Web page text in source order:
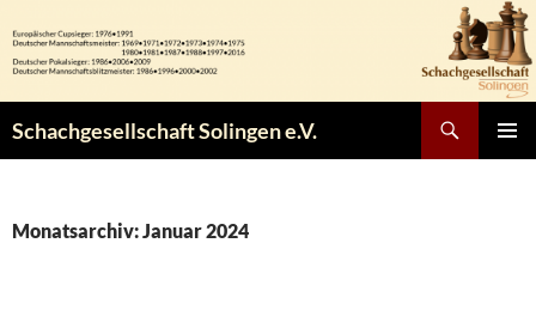
Inhalt
springen
Schachgesellschaft Solingen e.V.
Monatsarchiv: Januar 2024